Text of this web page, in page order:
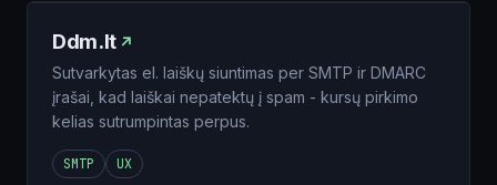
Ddm.lt
Sutvarkytas el. laiškų siuntimas per SMTP ir DMARC
įrašai, kad laiškai nepatektų į spam - kursų pirkimo
kelias sutrumpintas perpus.
SMTP UX